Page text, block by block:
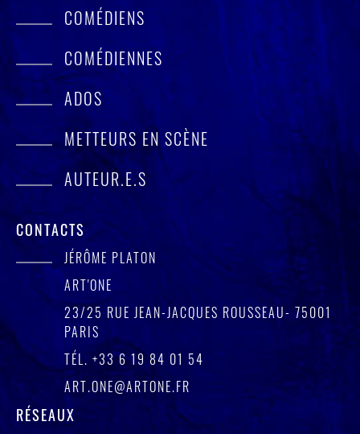
COMÉDIENS
COMÉDIENNES
ADOS
METTEURS EN SCÈNE
AUTEUR.E.S
CONTACTS
JÉRÔME PLATON
ART'ONE
23/25 RUE JEAN-JACQUES ROUSSEAU- 75001
PARIS
TÉL. +33 6 19 84 01 54
ART.ONE@ARTONE.FR
RÉSEAUX